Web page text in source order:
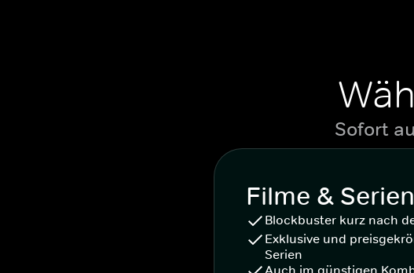
Sofort
Filme & Serien
Blockbuster kurz nach
Exklusive und
Serien
Auch im günstigen